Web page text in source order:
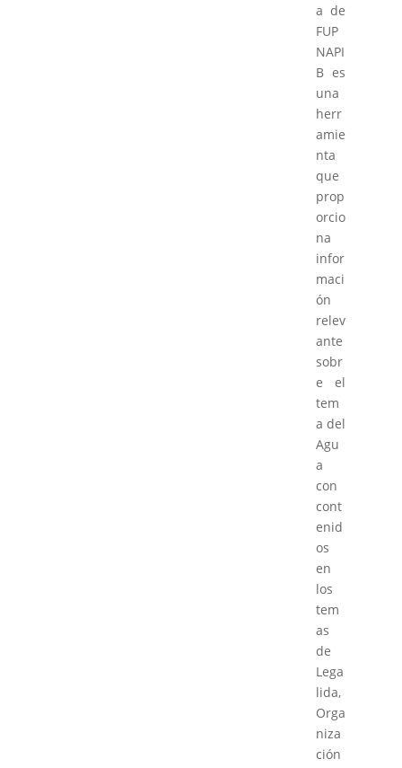
a de
FUP
NAPI
B es
una
herr
amie
nta
que
prop
orcio
na
infor
maci
ón
relev
ante
sobr
e el
tem
a del
Agu
a
con
cont
enid
os
en
los
tem
as
de
Lega
lida,
Orga
niza
ción